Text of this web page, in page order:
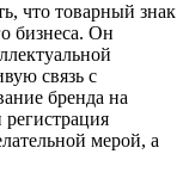
что товарный знак
бизнеса. Он
связь с
бренда на
мерой, а